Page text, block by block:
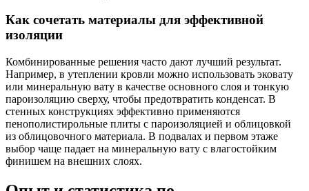
Как сочетать материалы для эффективной
изоляции
Комбинированные решения часто дают лучший результат.
Например, в утеплении кровли можно использовать эковату
или минеральную вату в качестве основного слоя и тонкую
пароизоляцию сверху, чтобы предотвратить конденсат. В
стенных конструкциях эффективно применяются
пенополистирольные плиты с пароизоляцией и облицовкой
из облицовочного материала. В подвалах и первом этаже
выбор чаще падает на минеральную вату с влагостойким
финишем на внешних слоях.